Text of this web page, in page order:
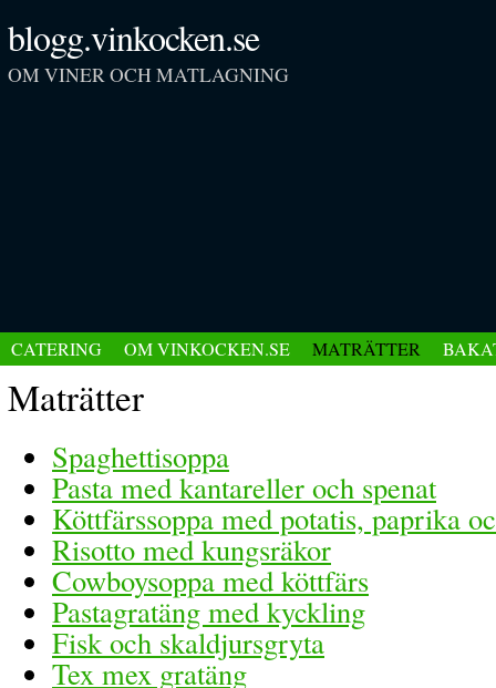
blogg.vinkocken.se
OM VINER OCH MATLAGNING
CATERING OM VINKOCKEN.SE MATRÄTTER
Maträtter
Spaghettisoppa
Pasta med kantareller och spenat
Köttfärssoppa med potatis, paprika
Risotto med kungsräkor
Cowboysoppa med köttfärs
Pastagratäng med kyckling
Fisk och skaldjursgryta
Tex mex gratäng